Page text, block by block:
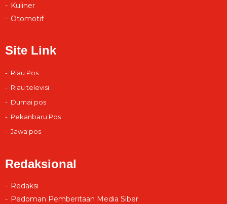
Kuliner
Otomotif
Site Link
Riau Pos
Riau televisi
Dumai pos
Pekanbaru Pos
Jawa pos
Redaksional
Redaksi
Pedoman Pemberitaan Media Siber